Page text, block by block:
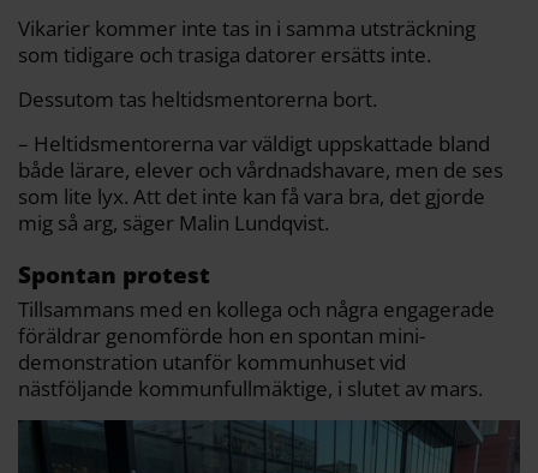
Vikarier kommer inte tas in i samma utsträckning
som tidigare och trasiga datorer ersätts inte.
Dessutom tas heltidsmentorerna bort.
– Heltidsmentorerna var väldigt uppskattade bland
både lärare, elever och vårdnadshavare, men de ses
som lite lyx. Att det inte kan få vara bra, det gjorde
mig så arg, säger Malin Lundqvist.
Spontan protest
Tillsammans med en kollega och några engagerade
föräldrar genomförde hon en spontan mini-
demonstration utanför kommunhuset vid
nästföljande kommunfullmäktige, i slutet av mars.